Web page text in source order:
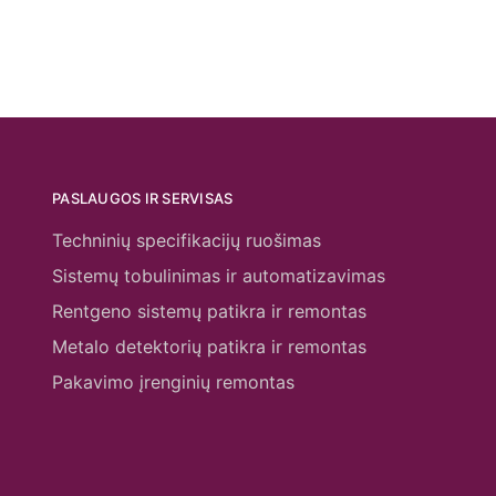
PASLAUGOS IR SERVISAS
Techninių specifikacijų ruošimas
Sistemų tobulinimas ir automatizavimas
Rentgeno sistemų patikra ir remontas
Metalo detektorių patikra ir remontas
Pakavimo įrenginių remontas